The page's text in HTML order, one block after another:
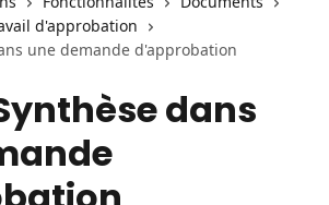
d'approbation
une demande d'approbation
dans